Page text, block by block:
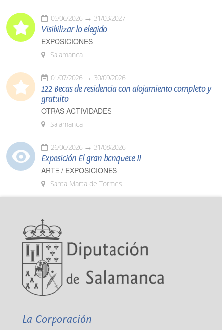
05/06/2026 31/03/2027
Visibilizar lo elegido
EXPOSICIONES
Salamanca
01/07/2026 30/09/2026
122 Becas de residencia con alojamiento completo y
gratuito
OTRAS ACTIVIDADES
Salamanca
26/06/2026 31/08/2026
Exposición El gran banquete II
ARTE / EXPOSICIONES
Santa Marta de Tormes
La Corporación